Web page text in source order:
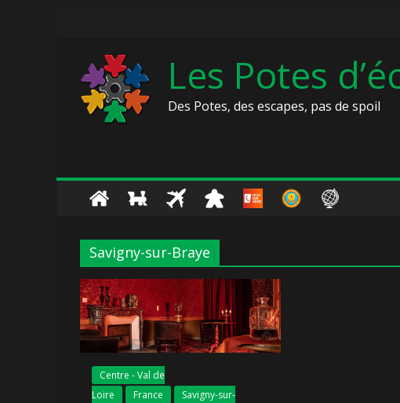
Les Potes
Des Potes, des escapes, pas de spoil
Savigny-sur-Braye
Centre - Val de
Loire
France
Savigny-sur-